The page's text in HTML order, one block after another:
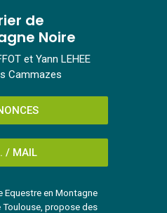
de
Noire
et Yann LEHEE
Cammazes
/ MAIL
Equestre en Montagne
Toulouse, propose des